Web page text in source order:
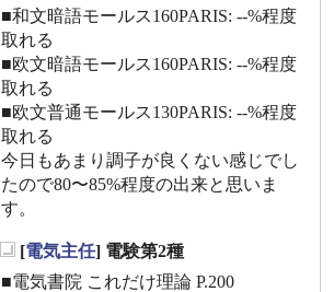
■和文暗語モールス160PARIS: --%程度
取れる
■欧文暗語モールス160PARIS: --%程度
取れる
■欧文普通モールス130PARIS: --%程度
取れる
今日もあまり調子が良くない感じでし
たので80〜85%程度の出来と思いま
す。
[電気主任] 電験第2種
■電気書院 これだけ理論 P.200